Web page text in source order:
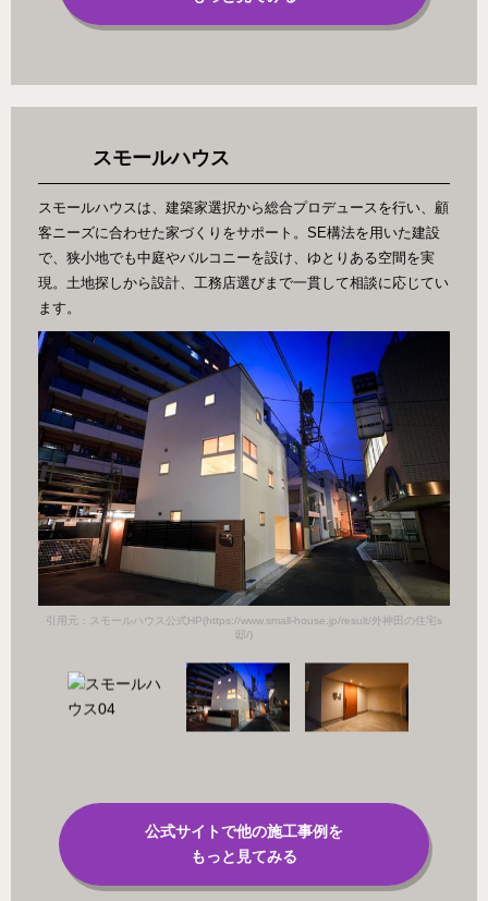
スモールハウス
スモールハウスは、建築家選択から総合プロデュースを行い、顧
客ニーズに合わせた家づくりをサポート。SE構法を用いた建設
で、狭小地でも中庭やバルコニーを設け、ゆとりある空間を実
現。土地探しから設計、工務店選びまで一貫して相談に応じてい
ます。
引用元：スモールハウス公式HP(https://www.small-house.jp/result/外神田の住宅s
邸/)
公式サイトで他の施工事例を
もっと見てみる